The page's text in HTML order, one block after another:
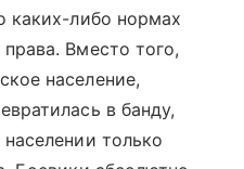
каких-либо нормах
Вместо того,
население,
в банду,
только